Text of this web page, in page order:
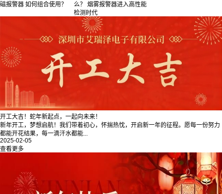
磁报警器 如何组合使用？
么？ 烟雾报警器进入高性能
检测时代
开工大吉！蛇年新起点，一起向未来！
新年开工，梦想启航！我们带着初心，怀揣热忱，开启新一年的征程。愿每一份努力
都能开花结果，每一滴汗水都能...
2025-02-05
查看更多